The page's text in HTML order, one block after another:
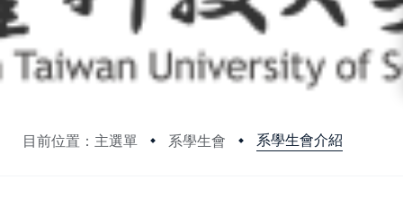
目前位置：主選單 系學生會 系學生會介紹